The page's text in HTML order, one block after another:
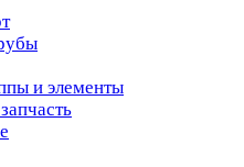
и элементы